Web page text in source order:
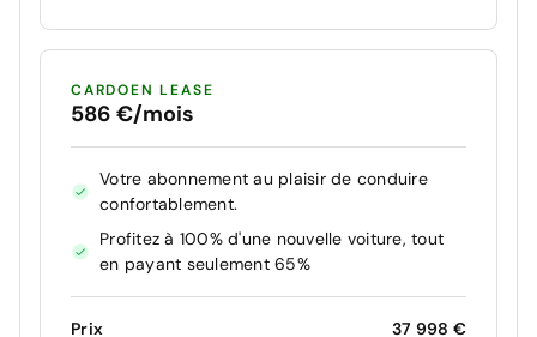
CARDOEN LEASE
586 €/mois
Votre abonnement au plaisir de conduire
confortablement.
Profitez à 100% d'une nouvelle voiture, tout
en payant seulement 65%
Prix 37 998 €